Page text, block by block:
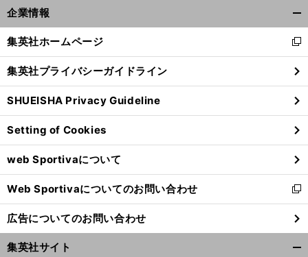
企業情報
閉
る
集英社ホームページ
新
し
い
ウ
ィ
ン
ド
ウ
で
開
く
集英社プライバシーガイドライン
SHUEISHA Privacy Guideline
Setting of Cookies
web Sportivaについて
Web Sportivaについてのお問い合わせ
新
し
い
ウ
ィ
広告についてのお問い合わせ
集英社サイト